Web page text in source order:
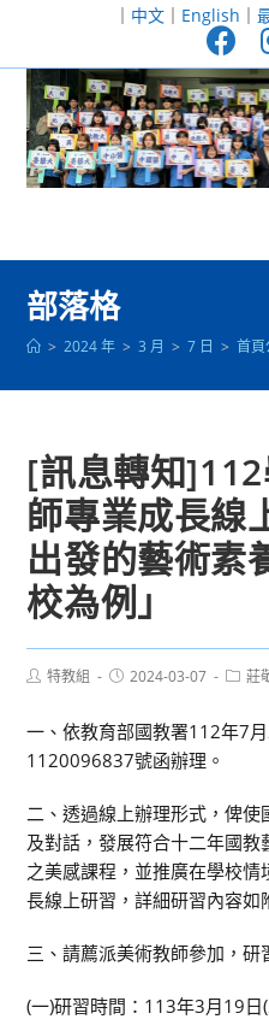
至
｜ 中文｜ English ｜
部落格
> 2024 年 > 3 月 > 7 日 > 首
[訊息轉知
師專業成長線
出發的藝術素
校為例」
Post特教組
Post2024-03-07
Post莊
一、依教育部國教署112年7
1120096837號函辦理。
二、透過線上辦理形式，俾
及對話，發展符合十二年國
之美感課程，並推廣在學校
長線上研習，詳細研習內容如
三、請薦派美術教師參加，研
(一)研習時間：113年3月19日